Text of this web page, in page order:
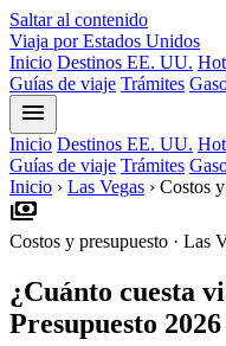
Saltar al contenido
Viaja por Estados Unidos
Inicio Destinos EE. UU.
Guías de viaje Trámites
menu
Inicio Destinos EE. UU.
Guías de viaje Trámites
Inicio › Las Vegas › Costos
payments
Costos y presupuesto · Las
¿Cuánto cuesta
Presupuesto 2026